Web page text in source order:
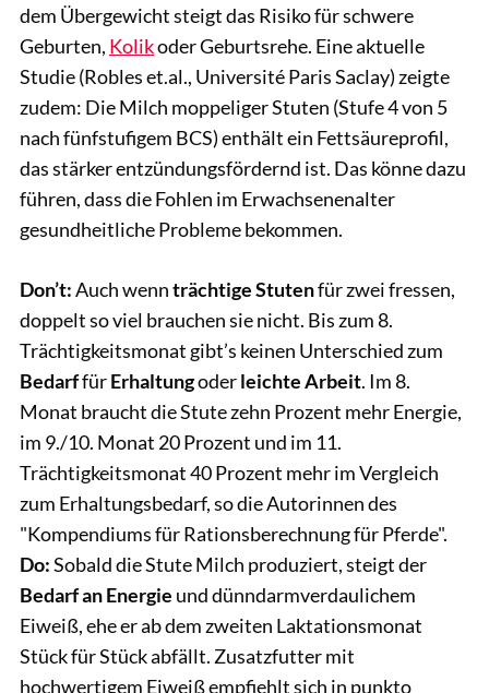
dem Übergewicht steigt das Risiko für schwere
Geburten, Kolikoder Geburtsrehe. Eine aktuelle
Studie (Robles et.al., Université Paris Saclay) zeigte
zudem: Die Milch moppeliger Stuten (Stufe 4 von 5
nach fünfstufigem BCS) enthält ein Fettsäureprofil,
das stärker entzündungsfördernd ist. Das könne dazu
führen, dass die Fohlen im Erwachsenenalter
gesundheitliche Probleme bekommen.
Don’t:Auch wennträchtige Stutenfür zwei fressen,
doppelt so viel brauchen sie nicht. Bis zum 8.
Trächtigkeitsmonat gibt’s keinen Unterschied zum
BedarffürErhaltungoderleichte Arbeit. Im 8.
Monat braucht die Stute zehn Prozent mehr Energie,
im 9./10. Monat 20 Prozent und im 11.
Trächtigkeitsmonat 40 Prozent mehr im Vergleich
zum Erhaltungsbedarf, so die Autorinnen des
"Kompendiums für Rationsberechnung für Pferde".
Do:Sobald die Stute Milch produziert, steigt der
Bedarf an Energie und dünndarmverdaulichem
Eiweiß, ehe er ab dem zweiten Laktationsmonat
Stück für Stück abfällt. Zusatzfutter mit
hochwertigem Eiweiß empfiehlt sich in punkto